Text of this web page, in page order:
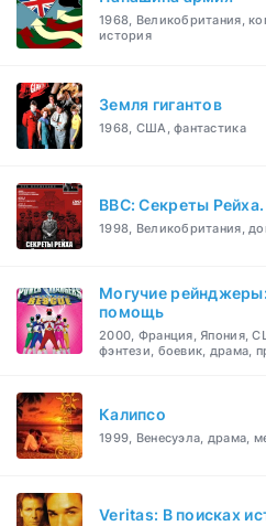
1968, Великобритания,
история
Земля гигантов
1968, США, фантастика
BBC: Секреты
1998, Великобритания,
Могучие
помощь
2000, Франция, Япония,
фэнтези, боевик, драма,
Калипсо
1999, Венесуэла, драма,
Veritas: В поисках